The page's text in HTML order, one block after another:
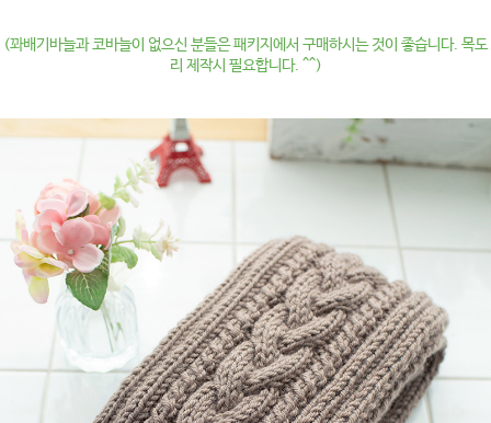
(꽈배기바늘과 코바늘이 없으신 분들은 패키지에서 구매하시는 것이 좋습니다. 목도
리 제작시 필요합니다. ^^)